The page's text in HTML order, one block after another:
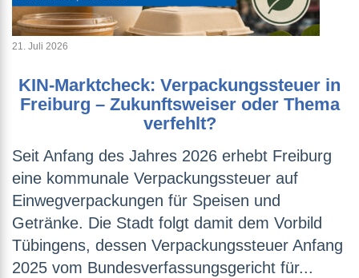
21. Juli 2026
KIN-Marktcheck: Verpackungssteuer in
Freiburg – Zukunftsweiser oder Thema
verfehlt?
Seit Anfang des Jahres 2026 erhebt Freiburg
eine kommunale Verpackungssteuer auf
Einwegverpackungen für Speisen und
Getränke. Die Stadt folgt damit dem Vorbild
Tübingens, dessen Verpackungssteuer Anfang
2025 vom Bundesverfassungsgericht für...